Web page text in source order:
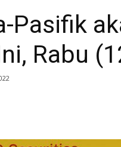
Pasifik
Rabu